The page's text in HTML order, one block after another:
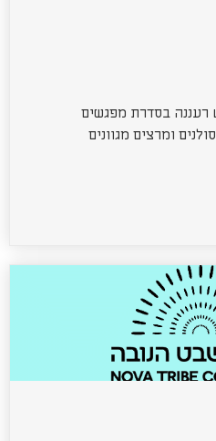
רעננה בסדרת מפגשים
בשעה 17:00 עם סולנים ומרצים מגוונים